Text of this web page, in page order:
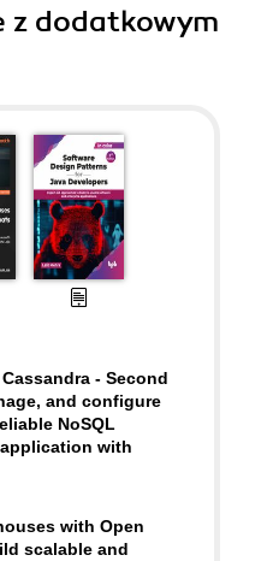
z dodatkowym
- Second
and configure
NoSQL
with
with Open
scalable and